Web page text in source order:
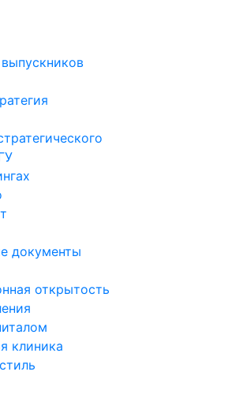
документы
открытость
клиника